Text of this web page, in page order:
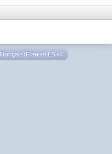
Français (France) LS v4